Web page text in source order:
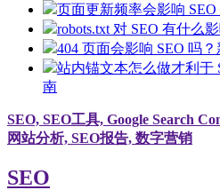
页面更新频率会影响
robots.txt 对 SEO 有什么
404 页面会影响 SEO 吗
站内锚文本怎么做才利于
南
SEO, SEO工具, Google Search
网站分析, SEO报告, 数字营销
SEO